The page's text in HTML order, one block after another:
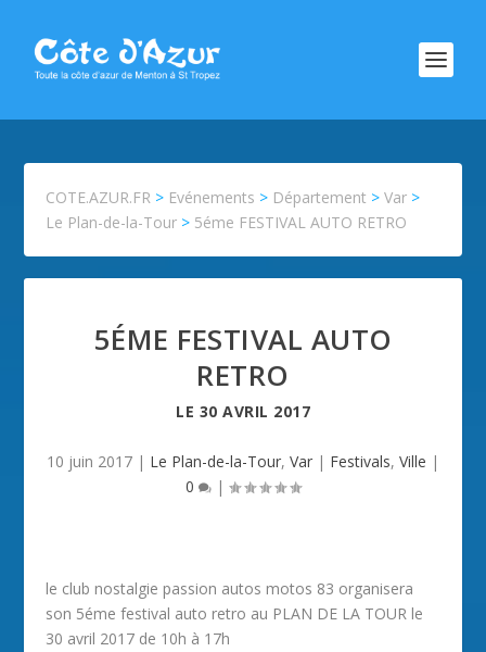
COTE.AZUR.FR > Evénements > Département >Var >
Le Plan-de-la-Tour > 5éme FESTIVAL AUTO RETRO
5ÉME FESTIVAL AUTO
RETRO
LE 30 AVRIL 2017
10 juin 2017 | Le Plan-de-la-Tour, Var | Festivals, Ville |
0
|
le club nostalgie passion autos motos 83 organisera
son 5éme festival auto retro au PLAN DE LA TOUR le
30 avril 2017 de 10h à 17h